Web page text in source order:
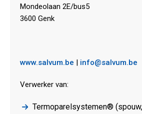
Mondeolaan 2E/bus5
3600 Genk
www.salvum.be | info@salvum.be
Verwerker van:
Termoparelsystemen®